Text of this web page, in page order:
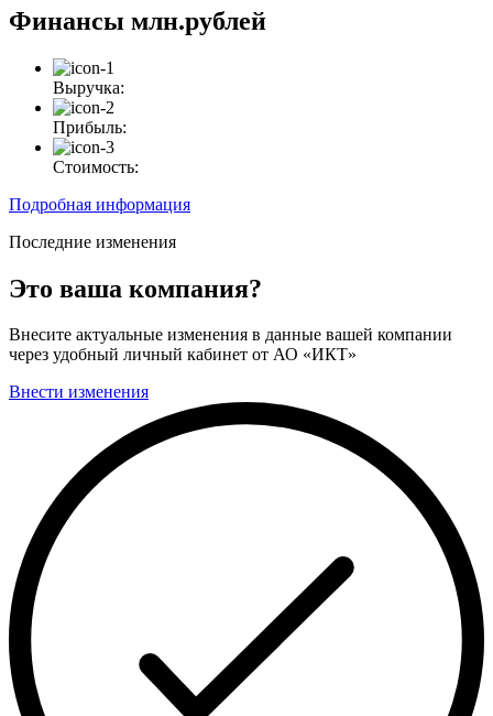
Финансы млн.рублей
Выручка:
Прибыль:
Стоимость:
Подробная информация
Последние изменения
Это ваша компания?
Внесите актуальные изменения в данные вашей компании
через удобный личный кабинет от АО «ИКТ»
Внести изменения